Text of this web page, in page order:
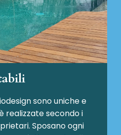
sono uniche e
realizzate secondo i
Sposano ogni